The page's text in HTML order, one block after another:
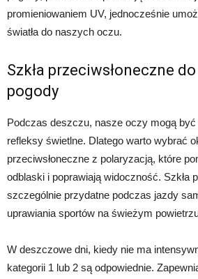
promieniowaniem UV, jednocześnie
światła do naszych oczu.
Szkła przeciwsłoneczne
pogody
Podczas deszczu, nasze oczy mogą
refleksy świetlne. Dlatego warto wybrać
przeciwsłoneczne z polaryzacją, które
odblaski i poprawiają widoczność. Szkła
szczególnie przydatne podczas jazdy
uprawiania sportów na świeżym
W deszczowe dni, kiedy nie ma
kategorii 1 lub 2 są odpowiednie.